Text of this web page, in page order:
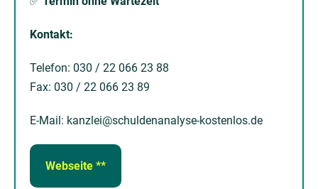
Kontakt:
Telefon: 030 / 22 066 23 88
Fax: 030 / 22 066 23 89
E-Mail: kanzlei@schuldenanalyse-kostenlos.de
Webseite **